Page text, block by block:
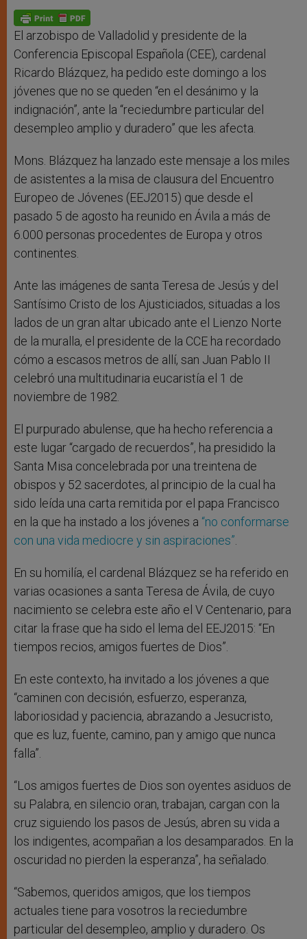
p
p
g
e
r
o
k
El arzobispo de Valladolid y presidente de la
Conferencia Episcopal Española (CEE), cardenal
Ricardo Blázquez, ha pedido este domingo a los
jóvenes que no se queden “en el desánimo y la
indignación”, ante la “reciedumbre particular del
desempleo amplio y duradero” que les afecta.
Mons. Blázquez ha lanzado este mensaje a los miles
de asistentes a la misa de clausura del Encuentro
Europeo de Jóvenes (EEJ2015) que desde el
pasado 5 de agosto ha reunido en Ávila a más de
6.000 personas procedentes de Europa y otros
continentes.
Ante las imágenes de santa Teresa de Jesús y del
Santísimo Cristo de los Ajusticiados, situadas a los
lados de un gran altar ubicado ante el Lienzo Norte
de la muralla, el presidente de la CCE ha recordado
cómo a escasos metros de allí, san Juan Pablo II
celebró una multitudinaria eucaristía el 1 de
noviembre de 1982.
El purpurado abulense, que ha hecho referencia a
este lugar “cargado de recuerdos”, ha presidido la
Santa Misa concelebrada por una treintena de
obispos y 52 sacerdotes, al principio de la cual ha
sido leída una carta remitida por el papa Francisco
en la que ha instado a los jóvenes a “no conformarse
con una vida mediocre y sin aspiraciones”.
En su homilía, el cardenal Blázquez se ha referido en
varias ocasiones a santa Teresa de Ávila, de cuyo
nacimiento se celebra este año el V Centenario, para
citar la frase que ha sido el lema del EEJ2015: “En
tiempos recios, amigos fuertes de Dios”.
En este contexto, ha invitado a los jóvenes a que
“caminen con decisión, esfuerzo, esperanza,
laboriosidad y paciencia, abrazando a Jesucristo,
que es luz, fuente, camino, pan y amigo que nunca
falla”.
“Los amigos fuertes de Dios son oyentes asiduos de
su Palabra, en silencio oran, trabajan, cargan con la
cruz siguiendo los pasos de Jesús, abren su vida a
los indigentes, acompañan a los desamparados. En la
oscuridad no pierden la esperanza”, ha señalado.
“Sabemos, queridos amigos, que los tiempos
actuales tiene para vosotros la reciedumbre
particular del desempleo, amplio y duradero. Os